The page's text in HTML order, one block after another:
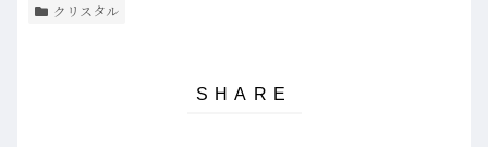
クリスタル